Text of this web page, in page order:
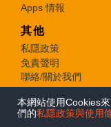
本網站使用Cookies
們的私隱政策與使用
Apps 情報
其他
私隱政策
免責聲明
聯絡/關於我們
© 2026 e-zone.